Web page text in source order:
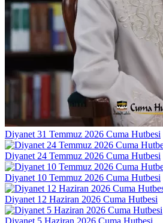
Diyanet 31 Temmuz 2026 Cuma Hutbesi
Diyanet 24 Temmuz 2026 Cuma Hutbesi
Diyanet 10 Temmuz 2026 Cuma Hutbesi
Diyanet 12 Haziran 2026 Cuma Hutbesi